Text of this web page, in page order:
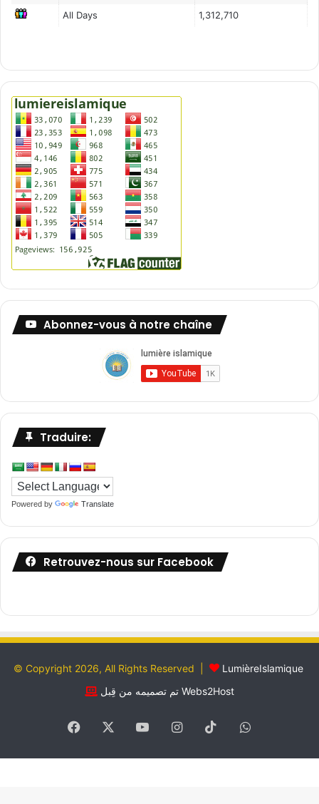
All Days
1,312,710
Abonnez-vous à notre chaîne
Traduire:
Powered by Translate
Retrouvez-nous sur Facebook
© Copyright 2026, All Rights Reserved |
LumièreIslamique
تم تصميمه من قِبل Webs2Host
Facebook YouTubeInstagram
TikTokWhatsApp